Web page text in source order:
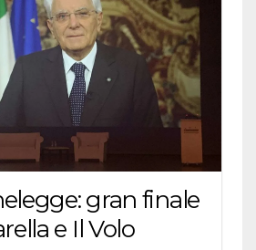
gran finale
e Il Volo